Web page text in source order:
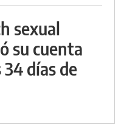
sexual
su cuenta
días de